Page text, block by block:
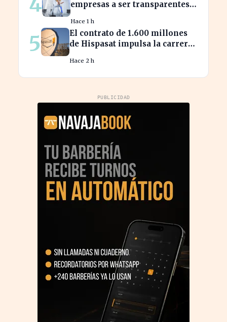
empresas a ser transparentes
trabajadores en puestos
similares
Hace 1 h
5
El contrato de 1.600 millones
de Hispasat impulsa la carrera
Hace 2 h
PUBLICIDAD